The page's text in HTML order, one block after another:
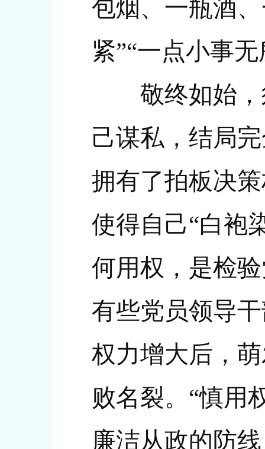
包烟、一瓶酒
紧”“一点小事
敬终如始，
己谋私，结局
拥有了拍板决
使得自己“白袍
何用权，是检
有些党员领导
权力增大后，
败名裂。“慎用
廉洁从政的防